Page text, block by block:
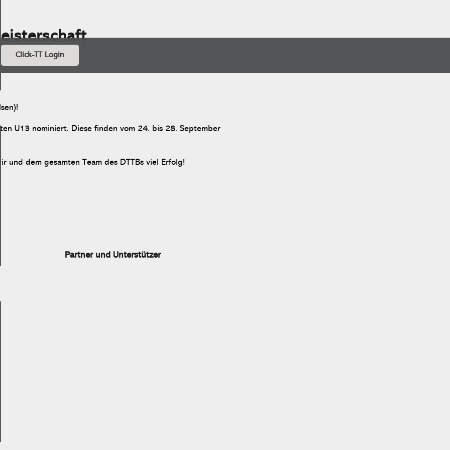
Click-TT Login
U13 nominiert. Diese finden vom 24. bis 28. September
und dem gesamten Team des DTTBs viel Erfolg!
Partner und Unterstützer